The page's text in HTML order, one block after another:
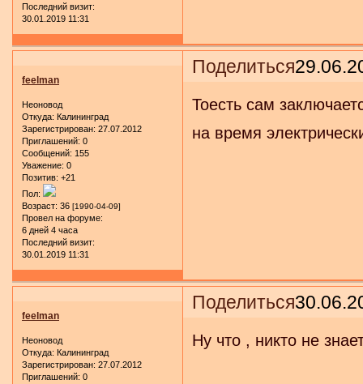
Последний визит:
30.01.2019 11:31
Поделиться
feelman
Неоновод
Откуда: Калининград
Зарегистрирован: 27.07.2012
Приглашений: 0
Сообщений: 155
Уважение: 0
Позитив: +21
Пол:
Возраст: 36 [1990-04-09]
Провел на форуме:
6 дней 4 часа
Последний визит:
30.01.2019 11:31
Тоесть сам
на время
Поделиться
feelman
Неоновод
Откуда: Калининград
Зарегистрирован: 27.07.2012
Приглашений: 0
Ну что , никто не